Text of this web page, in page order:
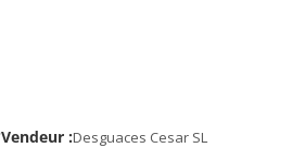
Vendeur :Desguaces Cesar SL